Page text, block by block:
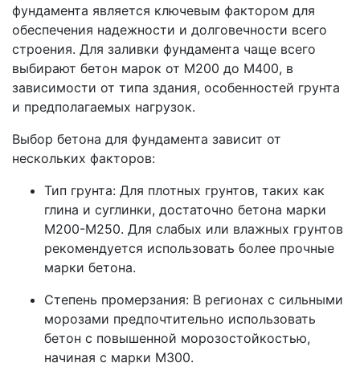
фундамента является ключевым фактором для
обеспечения надежности и долговечности всего
строения. Для заливки фундамента чаще всего
выбирают бетон марок от М200 до М400, в
зависимости от типа здания, особенностей грунта
и предполагаемых нагрузок.
Выбор бетона для фундамента зависит от
нескольких факторов:
Тип грунта: Для плотных грунтов, таких как
глина и суглинки, достаточно бетона марки
М200-М250. Для слабых или влажных грунтов
рекомендуется использовать более прочные
марки бетона.
Степень промерзания: В регионах с сильными
морозами предпочтительно использовать
бетон с повышенной морозостойкостью,
начиная с марки М300.